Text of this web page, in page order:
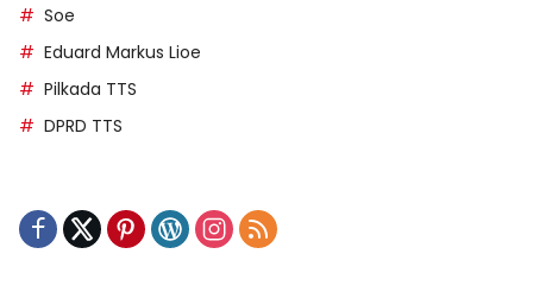
Soe
Eduard Markus Lioe
Pilkada TTS
DPRD TTS